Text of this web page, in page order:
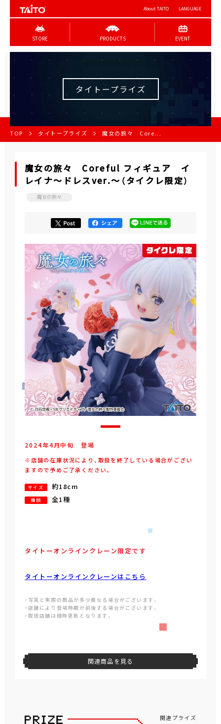
About TAITO LANGUAGE
STORE PRODUCTS EVENT
タイトープライズ
TOP タイトープライズ 魔女の旅々 Core...
魔女の旅々 Coreful フィギュア イ
レイナ～ドレスver.～（タイクレ限定）
魔女の旅々
2024年4月中旬 登場
※店舗の在庫状況により、取扱を終了している場合がござい
ますので予めご了承ください。
サイズ 約18cm
種類 全1種
タイトーオンラインクレーン限定です
タイトーオンラインクレーンはこちら
・写真と実際の商品が多少異なる場合がございます。
・店舗により登場時期が前後する場合がございます。
・取扱店舗は随時更新となります。
関連商品を見る
関連プライズ